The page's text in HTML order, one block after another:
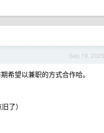
Sep 19, 2025
希望以兼职的方式合作哈。
了）